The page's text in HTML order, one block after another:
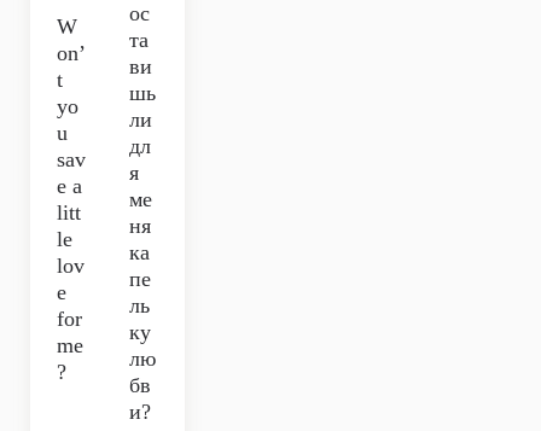
W
on’
t
yo
u
sav
e a
litt
le
lov
e
for
me
?
ос
та
ви
шь
ли
дл
я
ме
ня
ка
пе
ль
ку
лю
бв
и?